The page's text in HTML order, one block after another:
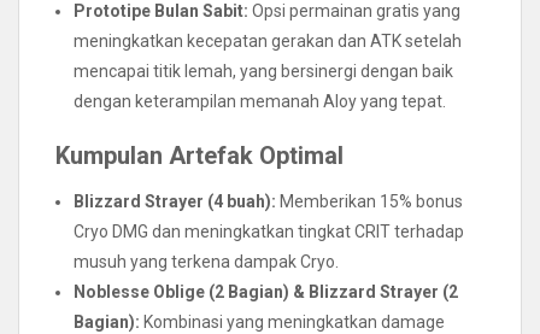
Prototipe Bulan Sabit: Opsi permainan gratis yang
meningkatkan kecepatan gerakan dan ATK setelah
mencapai titik lemah, yang bersinergi dengan baik
dengan keterampilan memanah Aloy yang tepat.
Kumpulan Artefak Optimal
Blizzard Strayer (4 buah): Memberikan 15% bonus
Cryo DMG dan meningkatkan tingkat CRIT terhadap
musuh yang terkena dampak Cryo.
Noblesse Oblige (2 Bagian) & Blizzard Strayer (2
Bagian): Kombinasi yang meningkatkan damage